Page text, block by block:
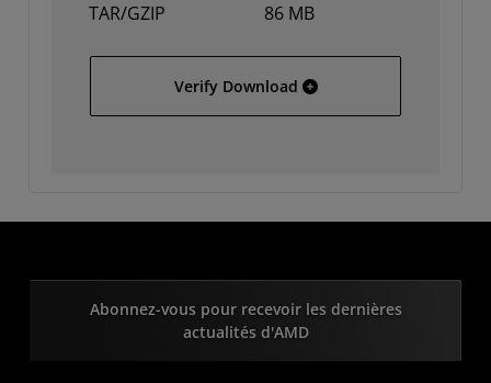
TAR/GZIP
86 MB
Verify Download Solaris
Abonnez-vous pour recevoir les dernières
actualités d'AMD